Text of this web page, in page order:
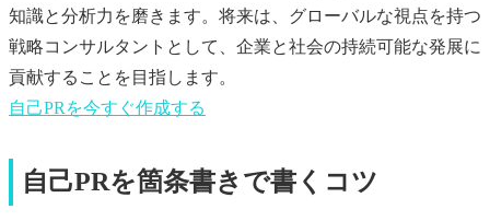
知識と分析力を磨きます。将来は、グローバルな視点を持つ
戦略コンサルタントとして、企業と社会の持続可能な発展に
貢献することを目指します。
自己PR を今すぐ作成する
自己PRを箇条書きで書くコツ